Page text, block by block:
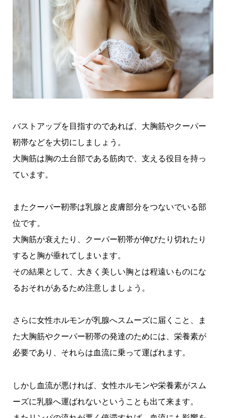
バストアップを目指すのであれば、大胸筋やクーパー
靭帯などを大切にしましょう。
大胸筋は胸の土台部である筋肉で、支える役目を持っ
ています。
またクーパー靭帯は乳腺と皮膚部分をつないでいる部
位です。
大胸筋が衰えたり、クーパー靭帯が伸びたり切れたり
すると胸が垂れてしまいます。
その結果として、大きく美しい胸とは程遠いものにな
るおそれがあるため注意しましょう。
さらに女性ホルモンが乳腺へスムーズに届くこと、ま
た大胸筋やクーパー靭帯の発達のためには、栄養素が
必要であり、それらは血流に乗って運ばれます。
しかし血流が悪ければ、女性ホルモンや栄養素がスム
ーズに乳腺へ運ばれないということも出て来ます。